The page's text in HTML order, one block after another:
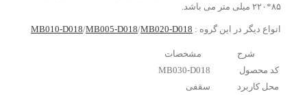
۸۵*۲۲۰ میلی متر می باشد.
انواع دیگر در این گروه : MB010-D018/MB005-D018/MB020-D018
شرح
مشخصات
کد محصول
MB030-D018
محل کاربرد
سقفی